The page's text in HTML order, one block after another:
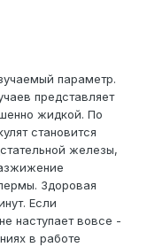
параметр.
представляет
жидкой. По
становится
железы,
Здоровая
Если
наступает вовсе -
в работе